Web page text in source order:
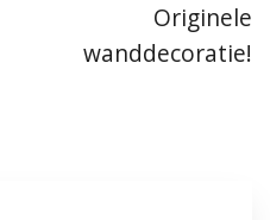
Originele
wanddecoratie!